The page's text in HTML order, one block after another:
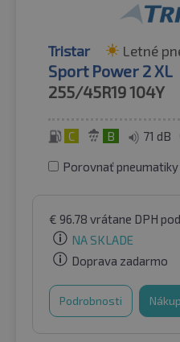
Tristar Letné
Sport Power 2 XL
255/45R19104Y
C B 71 dB
Porovnať pneumatiky
€ 96.78 vrátane DPH
NA SKLADE
Doprava zadarmo
Podrobnosti